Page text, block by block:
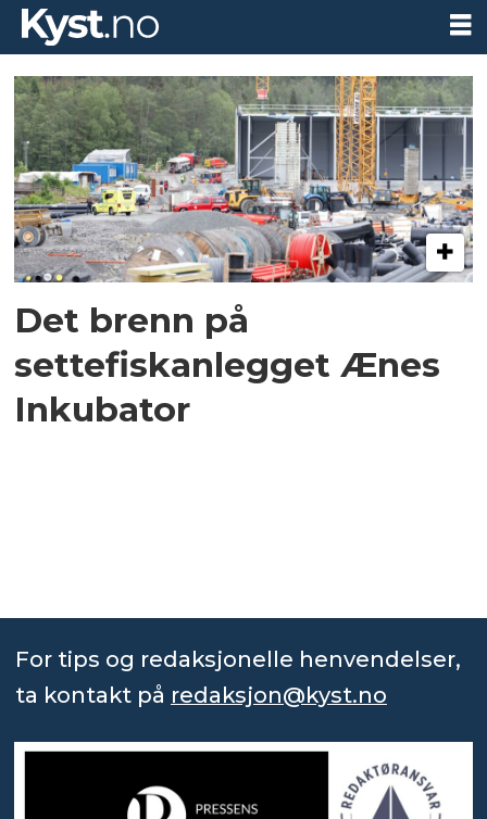
Tag:
setetfiskanlegg
Det brenn på
settefiskanlegget Ænes
Inkubator
For tips og redaksjonelle henvendelser,
ta kontakt på redaksjon@kyst.no